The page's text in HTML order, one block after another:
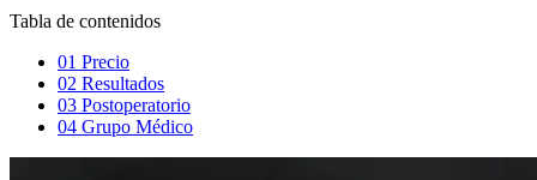
Tabla de contenidos
01 Precio
02 Resultados
03 Postoperatorio
04 Grupo Médico